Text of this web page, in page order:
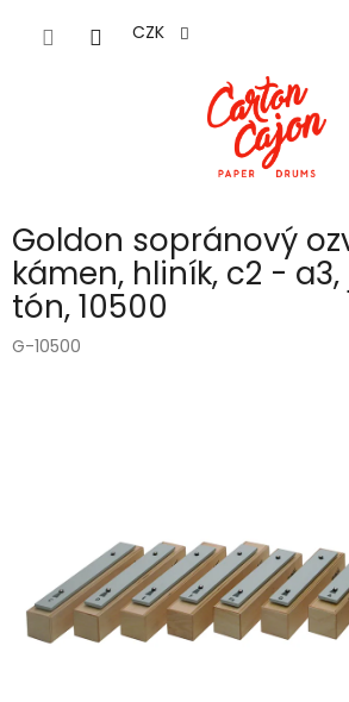
CZK
Goldon sopránový
kámen, hliník, c2 -
tón, 10500
G-10500